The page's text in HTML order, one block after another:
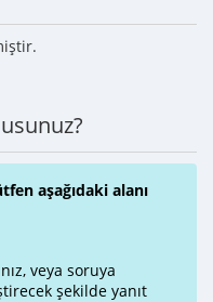
aşağıdaki alanı
veya soruya
şekilde yanıt